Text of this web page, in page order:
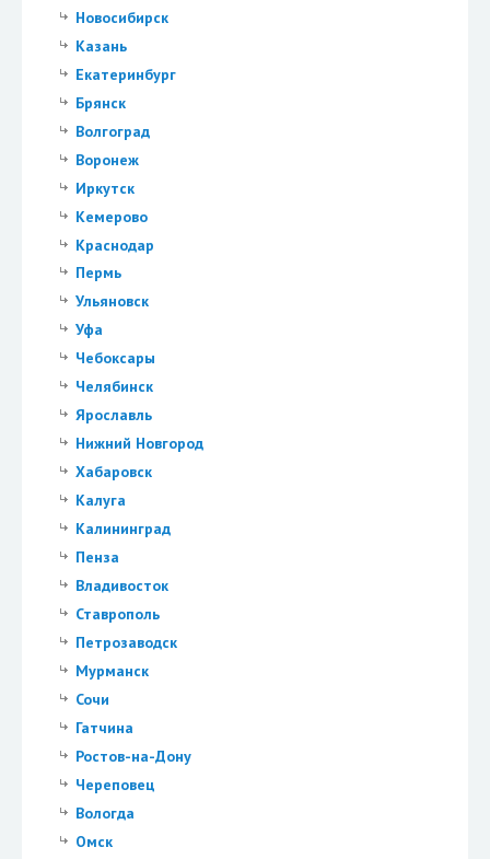
Новосибирск
Казань
Екатеринбург
Брянск
Волгоград
Воронеж
Иркутск
Кемерово
Краснодар
Пермь
Ульяновск
Уфа
Чебоксары
Челябинск
Ярославль
Нижний Новгород
Хабаровск
Калуга
Калининград
Пенза
Владивосток
Ставрополь
Петрозаводск
Мурманск
Сочи
Гатчина
Ростов-на-Дону
Череповец
Вологда
Омск